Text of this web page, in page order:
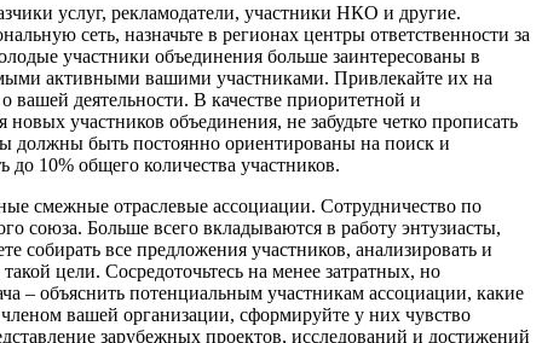
услуг, рекламодатели, участники НКО и другие.
сеть, назначьте в регионах центры ответственности за
участники объединения больше заинтересованы в
активными вашими участниками. Привлекайте их на
вашей деятельности. В качестве приоритетной и
участников объединения, не забудьте четко прописать
должны быть постоянно ориентированы на поиск и
10% общего количества участников.
смежные отраслевые ассоциации. Сотрудничество по
союза. Больше всего вкладываются в работу энтузиасты,
собирать все предложения участников, анализировать и
цели. Сосредоточьтесь на менее затратных, но
– объяснить потенциальным участникам ассоциации, какие
вашей организации, сформируйте у них чувство
зарубежных проектов, исследований и достижений